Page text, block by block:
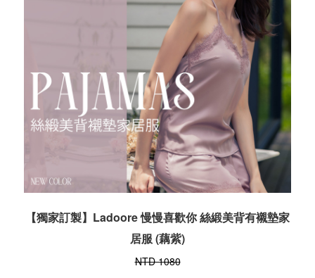
【獨家訂製】Ladoore 慢慢喜歡你 絲緞美背有襯墊家
居服 (藕紫)
NTD 1080